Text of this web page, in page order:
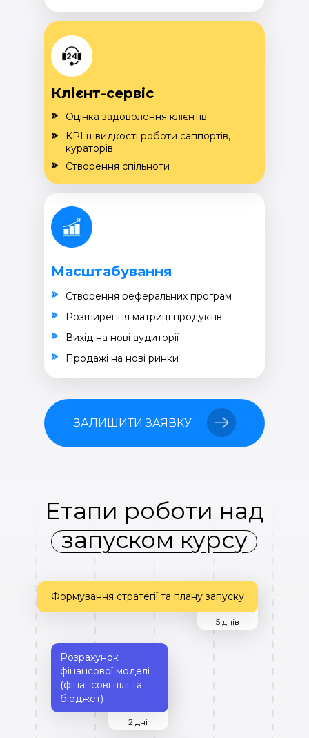
ЗАЛИШИТИ ЗАЯВКУ
Клієнт-сервіс
Оцінка задоволення клієнтів
Створення спільноти
KPI швидкості роботи саппортів,
кураторів
Масштабування
Створення реферальних програм
Вихід на нові аудиторії
Розширення матриці продуктів
Продажі на нові ринки
5 днів
Формування стратегії та плану запуску
Розрахунок
фінансової моделі
(фінансові цілі та
бюджет)
2 дні
Етапи роботи над
запуском курсу